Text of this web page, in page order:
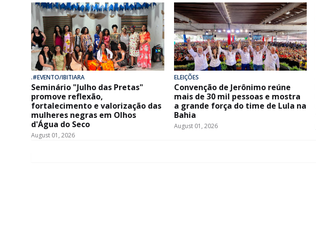
.#EVENTO/IBITIARA
Seminário "Julho das Pretas"
promove reflexão,
fortalecimento e valorização das
mulheres negras em Olhos
d'Água do Seco
August 01, 2026
ELEIÇÕES
Convenção de Jerônimo reúne
mais de 30 mil pessoas e mostra
a grande força do time de Lula na
Bahia
August 01, 2026